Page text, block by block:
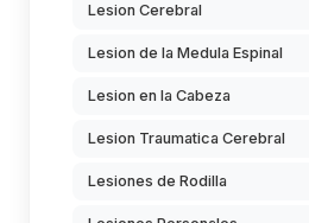
Lesion Cerebral
Lesion de la Medula Espinal
Lesion en la Cabeza
Lesion Traumatica Cerebral
Lesiones de Rodilla